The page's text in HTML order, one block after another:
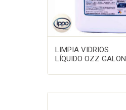
LIMPIA VIDRIOS
LÍQUIDO OZZ GALON